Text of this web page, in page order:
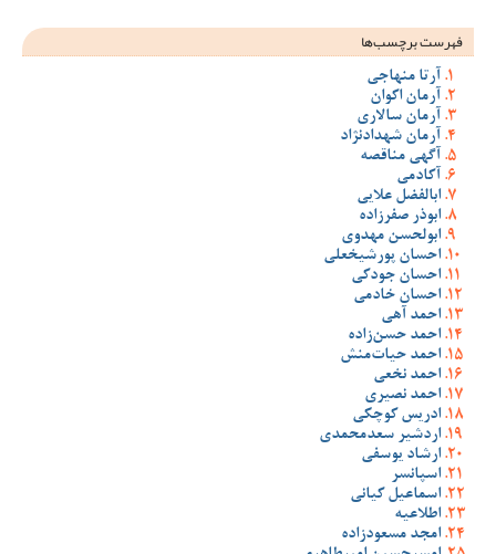
فهرست برچسب‌ها
آرتا منهاجی
آرمان اکوان
آرمان سالاری
آرمان شهدادنژاد
آگهی مناقصه
آکادمی
ابالفضل علایی
ابوذر صفرزاده
ابولحسن مهدوی
احسان پورشیخعلی
احسان جودکی
احسان خادمی
احمد آهی
احمد حسن‌زاده
احمد حیات‌منش
احمد نخعی
احمد نصیری
ادریس کوچکی
اردشیر سعدمحمدی
ارشاد یوسفی
اسپانسر
اسماعیل کیانی
اطلاعیه
امجد مسعودزاده